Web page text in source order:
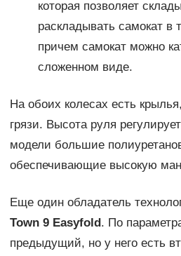
которая позволяет
раскладывать самокат в
причем самокат можно
сложенном виде.
На обоих колесах есть
грязи. Высота руля
модели большие
обеспечивающие высокую
Еще один обладатель
Town 9 Easyfold . По
предыдущий, но у него есть